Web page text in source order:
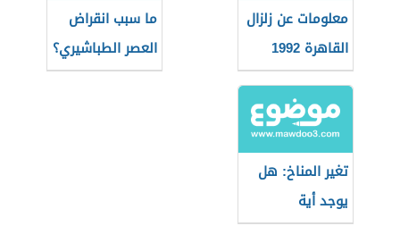
معلومات عن زلزال
القاهرة 1992
ما سبب انقراض
العصر الطباشيري؟
تغير المناخ: هل
يوجد أية